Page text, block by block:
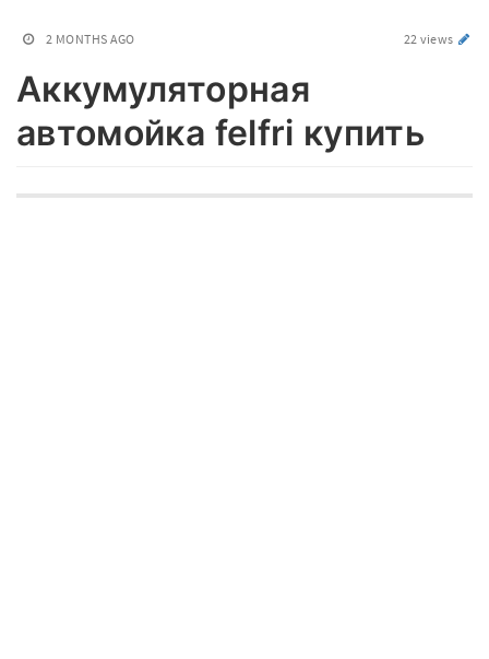
2 MONTHS AGO 22 views
Аккумуляторная
автомойка felfri купить